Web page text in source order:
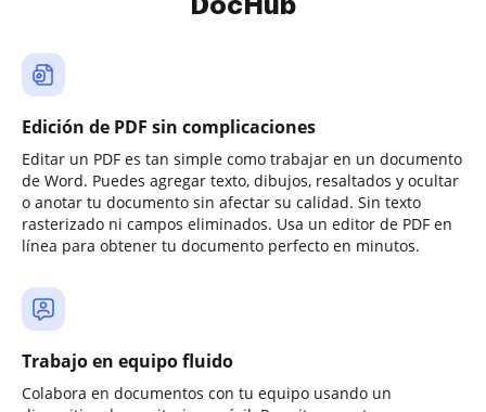
DocHub
Edición de PDF sin complicaciones
Editar un PDF es tan simple como trabajar en un documento
de Word. Puedes agregar texto, dibujos, resaltados y ocultar
o anotar tu documento sin afectar su calidad. Sin texto
rasterizado ni campos eliminados. Usa un editor de PDF en
línea para obtener tu documento perfecto en minutos.
Trabajo en equipo fluido
Colabora en documentos con tu equipo usando un